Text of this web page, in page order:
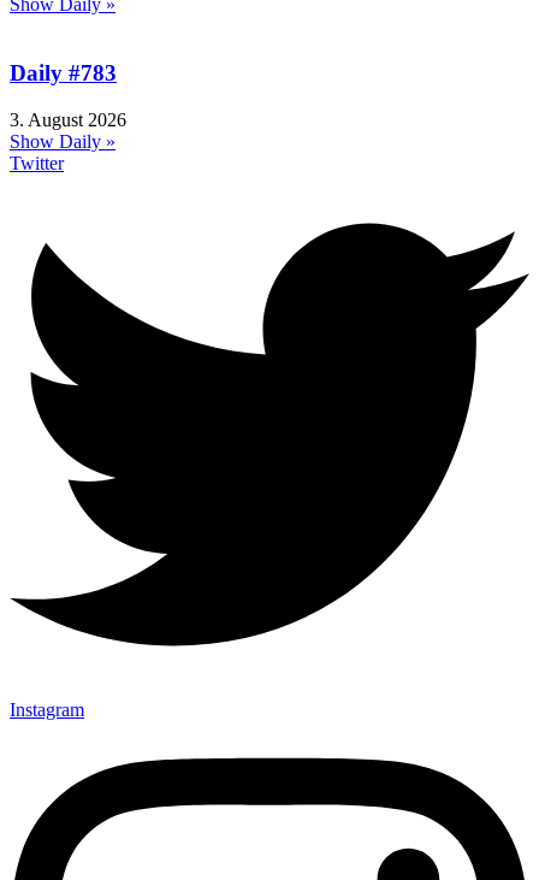
Show Daily »
Daily #783
3. August 2026
Show Daily »
Twitter
Instagram